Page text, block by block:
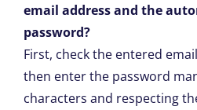
email address and the
password?
First, check the entered
then enter the password
characters and respecting